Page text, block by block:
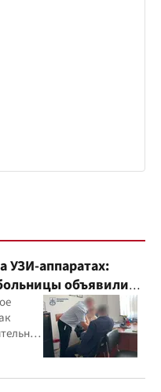
УЗИ-аппаратах:
объявили